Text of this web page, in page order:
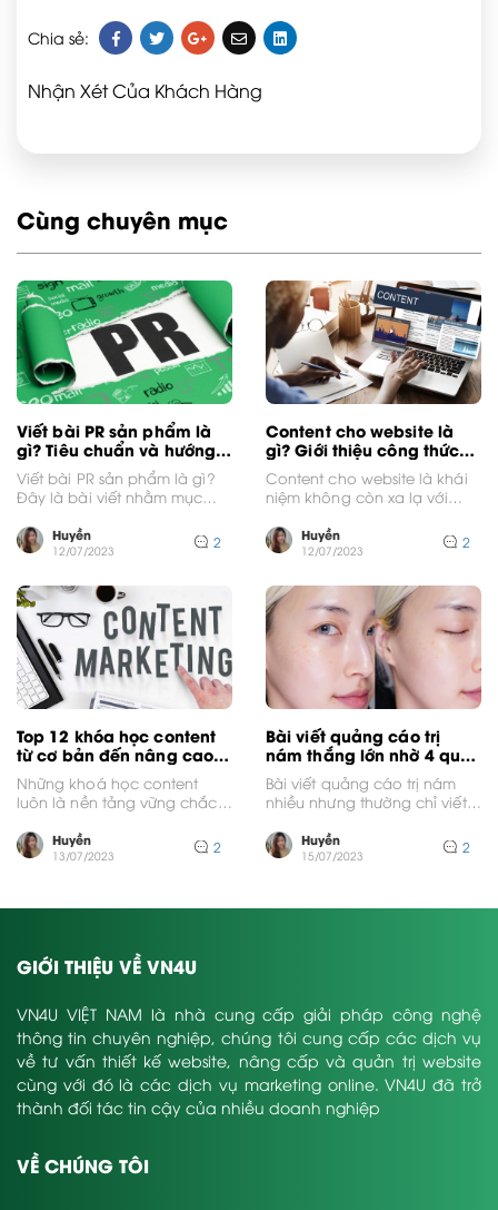
Chia sẻ:
Nhận Xét Của Khách Hàng
Cùng chuyên mục
Viết bài PR sản phẩm là
gì? Tiêu chuẩn và hướng
dẫn chi tiết
Viết bài PR sản phẩm là gì?
Đây là bài viết nhằm mục
Huyền
12/07/2023 2
Content cho website là
gì? Giới thiệu công thức
viết thu hút nhất
Content cho website là khái
niệm không còn xa lạ với
công cụ...
Huyền
12/07/2023 2
Top 12 khóa học content
từ cơ bản đến nâng cao
cho người mới
Những khoá học content
luôn là nền tảng vững chắc
kỹ năng...
Huyền
13/07/2023 2
Bài viết quảng cáo trị
nám thắng lớn nhờ 4 quy
tắc vàng này
Bài viết quảng cáo trị nám
nhiều nhưng thường chỉ viết
tư... Huyền
15/07/2023 2
GIỚI THIỆU VỀ VN4U
VN4U VIỆT NAM là nhà cung cấp giải pháp công nghệ
thông tin chuyên nghiệp, chúng tôi cung cấp các dịch vụ
về tư vấn thiết kế website, nâng cấp và quản trị website
cùng với đó là các dịch vụ marketing online. VN4U đã trở
thành đối tác tin cậy của nhiều doanh nghiệp
VỀ CHÚNG TÔI